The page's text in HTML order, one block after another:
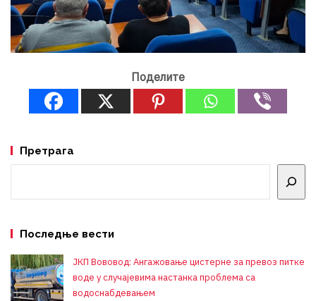
Поделите
Претрага
Последње вести
ЈКП Вововод: Ангажовање цистерне за превоз питке
воде у случајевима настанка проблема са
водоснабдевањем